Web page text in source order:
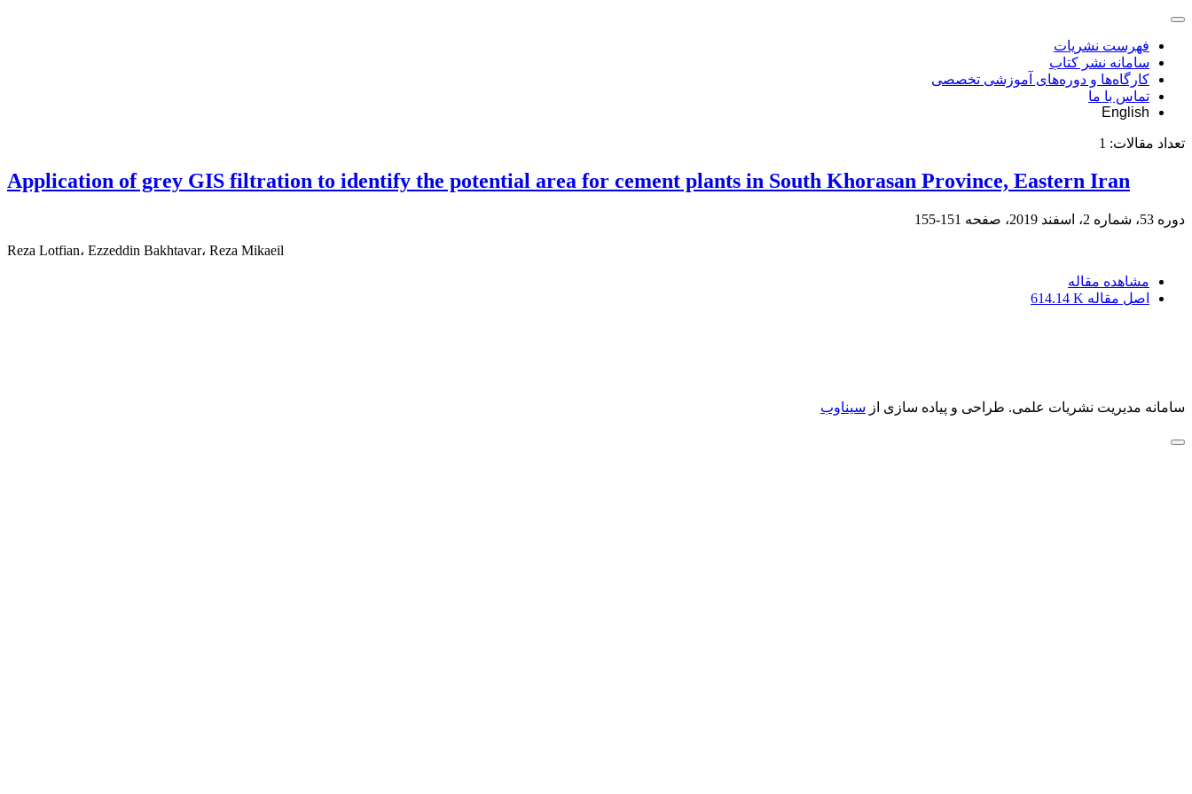
فهرست نشریات
سامانه نشر کتاب
کارگاه‌ها و دوره‌های آموزشی تخصصی
تماس با ما
English
تعداد مقالات: 1
Application of grey GIS filtration to identify the potential area for cement plants in South Khorasan Province, Eastern Iran
دوره 53، شماره 2، اسفند 2019، صفحه 151-155
Reza Lotfian، Ezzeddin Bakhtavar، Reza Mikaeil
مشاهده مقاله
اصل مقاله 614.14 K
سامانه مدیریت نشریات علمی. طراحی و پیاده سازی از سیناوب